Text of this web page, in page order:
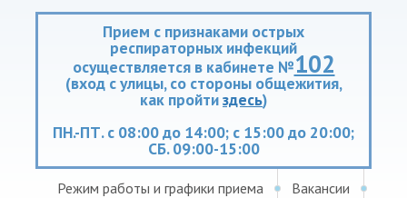
Прием с признаками острых
респираторных инфекций
осуществляется в кабинете №102
(вход с улицы, со стороны общежития,
как пройтиздесь)
ПН.-ПТ. с 08:00 до 14:00; с 15:00 до 20:00;
СБ. 09:00-15:00
Режим работы и графики приема Вакансии